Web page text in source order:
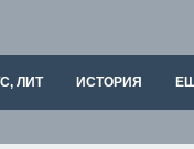
ЛИТ ИСТОРИЯ